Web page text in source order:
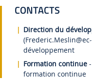
CONTACTS
Direction du
(Frederic.Meslin
développement
Formation continue-
formation continue